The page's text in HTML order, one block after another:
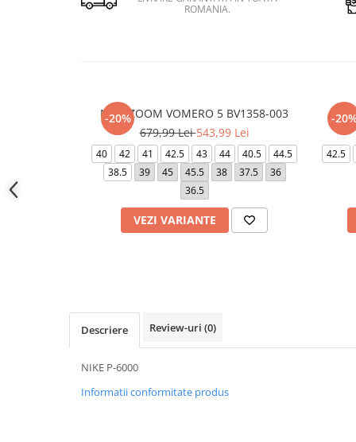
ROMANIA.
-20%
NIKE ZOOM VOMERO 5 BV1358-003
679,99 Lei543,99 Lei
40 42 41 42.5 43 44 40.5
44.5
38.5
39 45 45.5 38 37.5
36
36.5
VEZI VARIANTE
-
AIR
42.5
Descriere Review-uri (0)
NIKE P-6000
Informatii conformitate produs